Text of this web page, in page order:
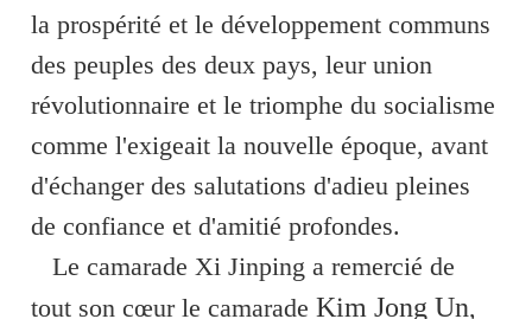
la prospérité et le développement communs
des peuples des deux pays, leur union
révolutionnaire et le triomphe du socialisme
comme l'exigeait la nouvelle époque, avant
d'échanger des salutations d'adieu pleines
de confiance et d'amitié profondes.
Le camarade Xi Jinping a remercié de
tout son cœur le camarade Kim Jong Un,